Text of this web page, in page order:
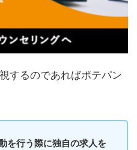
するのであればポテパン
を行う際に独自の求人を